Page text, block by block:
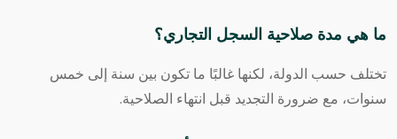
ما هي مدة صلاحية السجل التجاري؟
تختلف حسب الدولة، لكنها غالبًا ما تكون بين سنة إلى خمس
سنوات، مع ضرورة التجديد قبل انتهاء الصلاحية.